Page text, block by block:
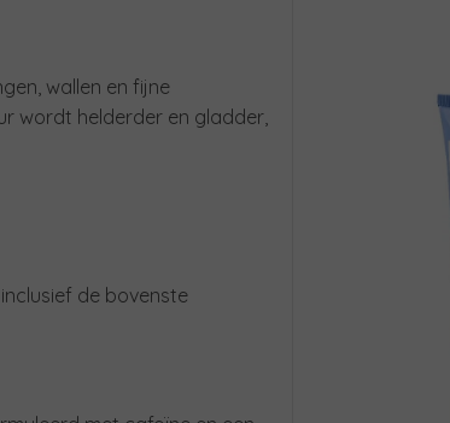
wallen en fijne
wordt helderder en gladder,
de bovenste